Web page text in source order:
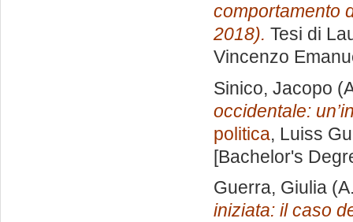
comportamento
2018). Tesi di
Vincenzo
Sinico, Jacopo
occidentale:
politica, Luiss
[Bachelor's
Guerra, Giulia
iniziata: il caso